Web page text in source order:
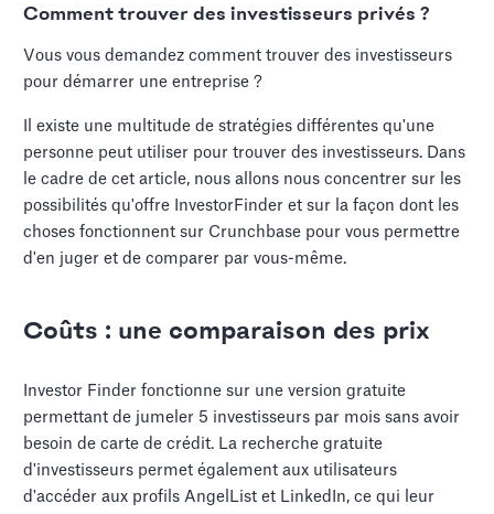
Comment trouver des investisseurs privés ?
Vous vous demandez comment trouver des investisseurs
pour démarrer une entreprise ?
Il existe une multitude de stratégies différentes qu'une
personne peut utiliser pour trouver des investisseurs. Dans
le cadre de cet article, nous allons nous concentrer sur les
possibilités qu'offre InvestorFinder et sur la façon dont les
choses fonctionnent sur Crunchbase pour vous permettre
d'en juger et de comparer par vous-même.
Coûts : une comparaison des prix
Investor Finder fonctionne sur une version gratuite
permettant de jumeler 5 investisseurs par mois sans avoir
besoin de carte de crédit. La recherche gratuite
d'investisseurs permet également aux utilisateurs
d'accéder aux profils AngelList et LinkedIn, ce qui leur